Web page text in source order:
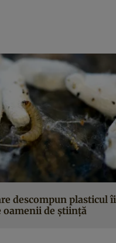
descompun plasticul îi
oamenii de știință